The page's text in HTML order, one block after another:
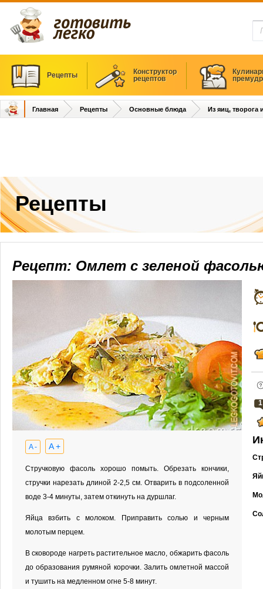
Рецепты
Конструктор
рецептов
Главная Рецепты Основные блюда Из яиц, творога
Рецепты
Рецепт: Омлет с зеленой
A - A +
Стручковую фасоль хорошо помыть. Обрезать кончики,
стручки нарезать длиной 2-2,5 см. Отварить в подсоленной
воде 3-4 минуты, затем откинуть на дуршлаг.
Яйца взбить с молоком. Приправить солью и черным
молотым перцем.
В сковороде нагреть растительное масло, обжарить фасоль
до образования румяной корочки. Залить омлетной массой
и тушить на медленном огне 5-8 минут.
1